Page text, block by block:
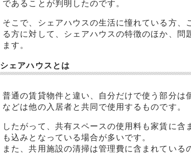
であることが判明したのです。
そこで、シェアハウスの生活に憧れている方、
る方に対して、シェアハウスの特徴のほか、問
ます。
シェアハウスとは
普通の賃貸物件と違い、自分だけで使う部分は
などは他の入居者と共同で使用するものです。
したがって、共有スペースの使用料も家賃に
も込みとなっている場合が多いです。
また、共用施設の清掃は管理費に含まれている